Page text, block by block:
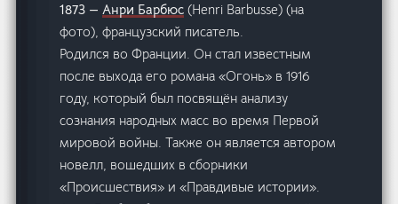
1873 —Анри Барбюс (Henri Barbusse) (на
фото), французский писатель.
Родился во Франции. Он стал известным
после выхода его романа «Огонь» в 1916
году, который был посвящён анализу
сознания народных масс во время Первой
мировой войны. Также он является автором
новелл, вошедших в сборники
«Происшествия» и «Правдивые истории».